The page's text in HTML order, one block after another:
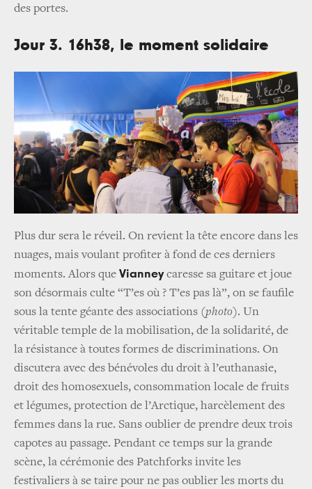
des portes.
Jour 3. 16h38, le moment solidaire
Plus dur sera le réveil. On revient la tête encore dans les
nuages, mais voulant profiter à fond de ces derniers
moments. Alors que Vianneycaresse sa guitare et joue
son désormais culte “T’es où ? T’es pas là”, on se faufile
sous la tente géante des associations (photo). Un
véritable temple de la mobilisation, de la solidarité, de
la résistance à toutes formes de discriminations. On
discutera avec des bénévoles du droit à l’euthanasie,
droit des homosexuels, consommation locale de fruits
et légumes, protection de l’Arctique, harcèlement des
femmes dans la rue. Sans oublier de prendre deux trois
capotes au passage. Pendant ce temps sur la grande
scène, la cérémonie des Patchforks invite les
festivaliers à se taire pour ne pas oublier les morts du